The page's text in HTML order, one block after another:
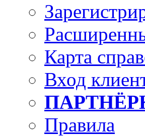
Карта
Вход
Правила